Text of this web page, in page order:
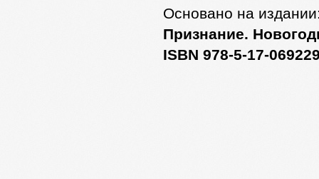
Основано на
Признание.
ISBN 978-5-17-